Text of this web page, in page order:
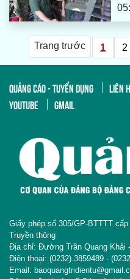
Trang trước 1 2
QUẢNG CÁO - TUYỂN DỤNG LIÊN
YOUTUBE
GMAIL
Giấy phép số 305/GP-BTTTT
Truyền thông
Địa chỉ: Đường Trần Quang Khải
Điện thoại: (0232).3859489 -
Email: